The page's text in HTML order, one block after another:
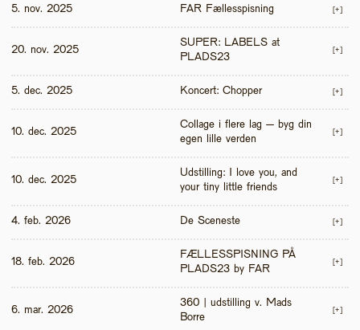
5. nov. 2025 FAR Fællesspisning [+]
20. nov. 2025
SUPER: LABELS at
PLADS23
[+]
5. dec. 2025 Koncert: Chopper [+]
10. dec. 2025
Collage i flere lag – byg din
egen lille verden
[+]
10. dec. 2025
Udstilling: I love you, and
your tiny little friends
[+]
4. feb. 2026 De Sceneste [+]
18. feb. 2026
FÆLLESSPISNING PÅ
PLADS23 by FAR
[+]
6. mar. 2026
360 | udstilling v. Mads
Borre
[+]